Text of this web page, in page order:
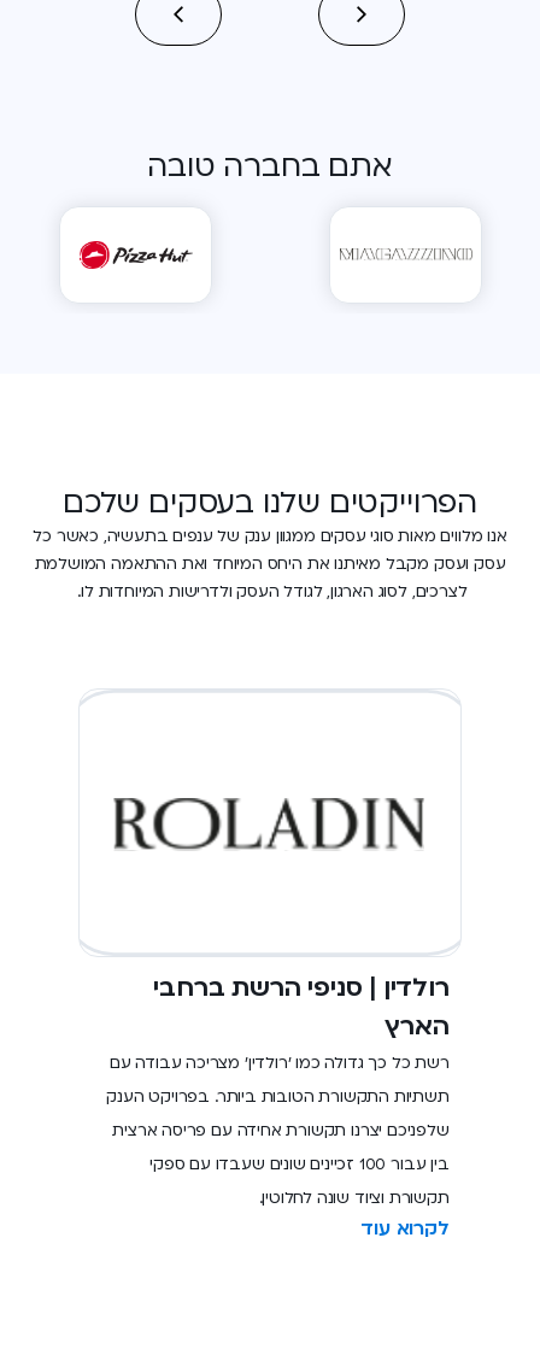
אתם בחברה טובה
הפרוייקטים שלנו בעסקים שלכם
אנו מלווים מאות סוגי עסקים ממגוון ענק של ענפים בתעשיה, כאשר כל
עסק ועסק מקבל מאיתנו את היחס המיוחד ואת ההתאמה המושלמת
לצרכים, לסוג הארגון, לגודל העסק ולדרישות המיוחדות לו.
רולדין | סניפי הרשת ברחבי
הארץ
רשת כל כך גדולה כמו 'רולדין' מצריכה עבודה עם
תשתיות התקשורת הטובות ביותר. בפרויקט הענק
שלפניכם יצרנו תקשורת אחידה עם פריסה ארצית
בין עבור 100 זכיינים שונים שעבדו עם ספקי
תקשורת וציוד שונה לחלוטין.
לקרוא עוד